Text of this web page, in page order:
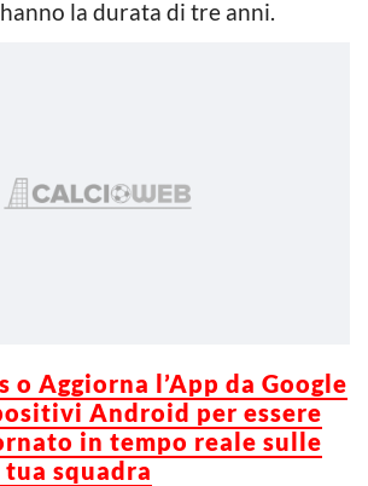
la durata di tre anni.
o Aggiorna l’App da Google
Android per essere
in tempo reale sulle
squadra